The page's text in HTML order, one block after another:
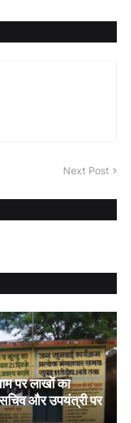
Next Post
पर लाखों का
और उपयंत्री पर